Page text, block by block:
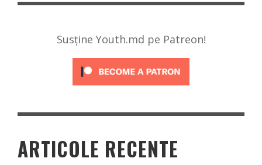
Susține Youth.md pe Patreon!
ARTICOLE RECENTE